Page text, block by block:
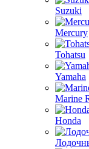
Suzuki
Mercury
Tohatsu
Yamaha
Marine
Honda